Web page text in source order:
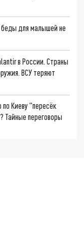
беды для малышей не
в России. Страны
ВСУ теряют
Киеву "пересёк
Тайные переговоры